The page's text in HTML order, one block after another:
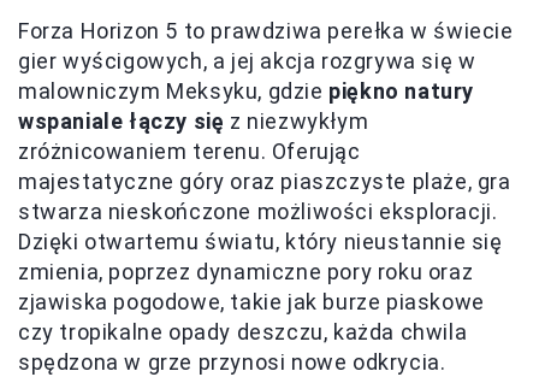
Forza Horizon 5 to prawdziwa perełka w świecie
gier wyścigowych, a jej akcja rozgrywa się w
malowniczym Meksyku, gdzie piękno natury
wspaniale łączy się z niezwykłym
zróżnicowaniem terenu. Oferując
majestatyczne góry oraz piaszczyste plaże, gra
stwarza nieskończone możliwości eksploracji.
Dzięki otwartemu światu, który nieustannie się
zmienia, poprzez dynamiczne pory roku oraz
zjawiska pogodowe, takie jak burze piaskowe
czy tropikalne opady deszczu, każda chwila
spędzona w grze przynosi nowe odkrycia.